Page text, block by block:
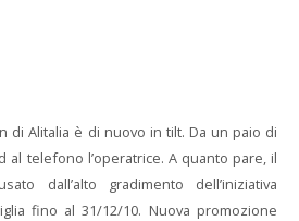
di Alitalia è di nuovo in tilt. Da un paio di
al telefono l’operatrice. A quanto pare, il
dall’alto gradimento dell’iniziativa
fino al 31/12/10. Nuova promozione